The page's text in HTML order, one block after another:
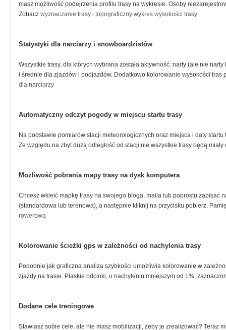
masz możliwość podejrzenia profilu trasy na wykresie. Osoby
Zobacz wyznaczanie trasy i topograficzny wykres wysokości trasy
Statystyki dla narciarzy i snowboardzistów
Wszystkie trasy, dla których wybrana została aktywność: narty (ale nie
i średnie dla zjazdów i podjazdów. Dodatkowo kolorowanie wysokości
dla narciarzy
Automatyczny odczyt pogody w miejscu startu trasy
Na podstawie pomiarów stacji meteorologicznych oraz miejsca i daty
Ze względu na zbyt dużą odległość od stacji nie wszystkie trasy będą
Możliwość pobrania mapy trasy na dysk komputera
Chcesz wkleić mapkę trasy na swojego bloga, maila lub poprostu zapisać
(standardowa lub terenowa), a następnie kliknij na przycisku pobierz.
rowerową
Kolorowanie ścieżki gps w zależności od nachylenia trasy
Podobnie jak graficzna analiza szybkości umożliwia kolorowanie w
zjazdy na trasie. Płaskie odcinki, o nachyleniu mniejszym od 1%,
Dodane cele treningowe
Stawiasz sobie cele, ale nie masz mobilizacji, żeby je zrealizować? Teraz